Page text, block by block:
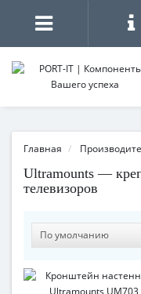
Главная
Ultramounts —
телевизоров